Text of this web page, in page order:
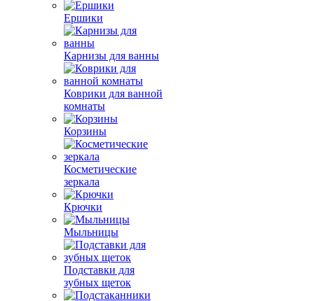
Ершики
Карнизы для ванны
Коврики для ванной
комнаты
Корзины
Косметические
зеркала
Крючки
Мыльницы
Подставки для
зубных щеток